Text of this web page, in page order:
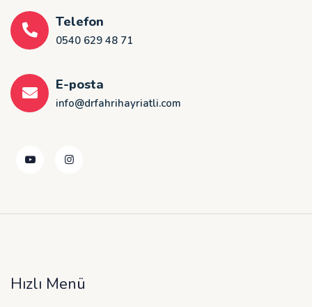
Telefon
0540 629 48 71
E-posta
info@drfahrihayriatli.com
Hızlı Menü